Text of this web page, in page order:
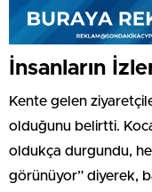
İnsanların
Kente gelen
olduğunu belirtti.
oldukça durgundu,
görünüyor” diyerek,